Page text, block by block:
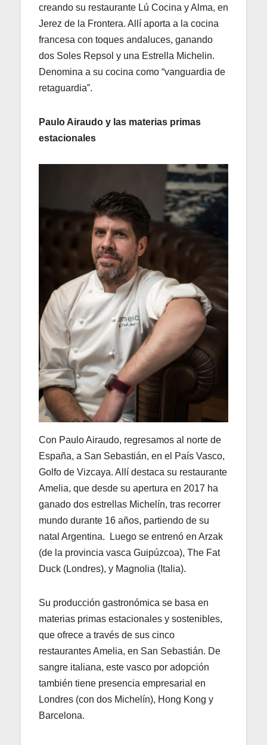
creando su restaurante Lú Cocina y Alma, en
Jerez de la Frontera. Allí aporta a la cocina
francesa con toques andaluces, ganando
dos Soles Repsol y una Estrella Michelin.
Denomina a su cocina como “vanguardia de
retaguardia”.
Paulo Airaudo y las materias primas
estacionales
Con Paulo Airaudo, regresamos al norte de
España, a San Sebastián, en el País Vasco,
Golfo de Vizcaya. Allí destaca su restaurante
Amelia, que desde su apertura en 2017 ha
ganado dos estrellas Michelín, tras recorrer
mundo durante 16 años, partiendo de su
natal Argentina. Luego se entrenó en Arzak
(de la provincia vasca Guipúzcoa​), The Fat
Duck (Londres), y Magnolia (Italia).
Su producción gastronómica se basa en
materias primas estacionales y sostenibles,
que ofrece a través de sus cinco
restaurantes Amelia, en San Sebastián. De
sangre italiana, este vasco por adopción
también tiene presencia empresarial en
Londres (con dos Michelín), Hong Kong y
Barcelona.